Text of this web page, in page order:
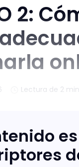
2:
Lectura de 2